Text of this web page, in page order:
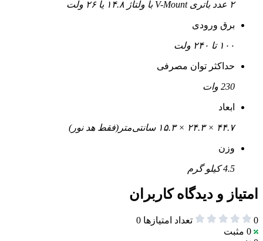
۲ عدد باتری V-Mount با ولتاژ ۱۴.۸ یا ۲۶ ولت
برق ورودی
۱۰۰ تا ۲۴۰ ولت
حداکثر توان مصرفی
230 وات
ابعاد
۴۴.۷ × ۲۴.۳ × ۱۵.۳ سانتی‌متر(فقط هد نور)
وزن
4.5 کیلو گرم
امتیاز و دیدگاه کاربران
0 تعداد امتیازها 0
0 مثبت